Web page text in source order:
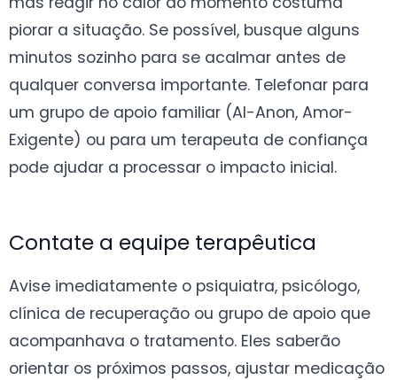
piorar a situação. Se possível, busque alguns
minutos sozinho para se acalmar antes de
qualquer conversa importante. Telefonar para
um grupo de apoio familiar (Al-Anon, Amor-
Exigente) ou para um terapeuta de confiança
pode ajudar a processar o impacto inicial.
Contate a equipe terapêutica
Avise imediatamente o psiquiatra, psicólogo,
clínica de recuperação ou grupo de apoio que
acompanhava o tratamento. Eles saberão
orientar os próximos passos, ajustar medicação